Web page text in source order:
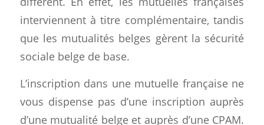
interviennent à titre complémentaire, tandis
que les mutualités belges gèrent la sécurité
sociale belge de base.
L’inscription dans une mutuelle française ne
vous dispense pas d’une inscription auprès
d’une mutualité belge et auprès d’une CPAM.